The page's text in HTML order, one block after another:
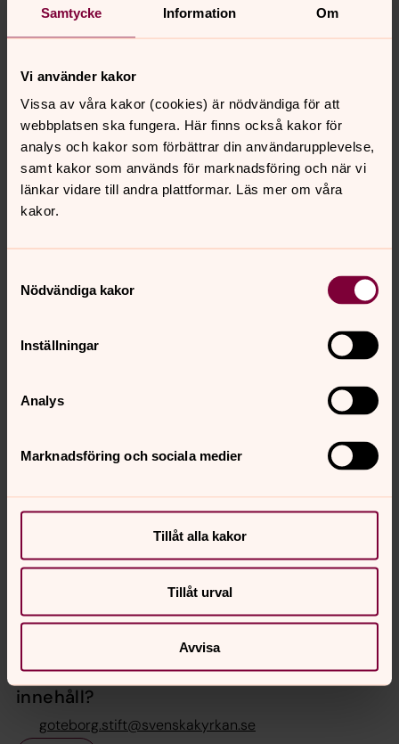
Samtycke Information Om
Vi använder kakor
Vissa av våra kakor (cookies) är nödvändiga för att
webbplatsen ska fungera. Här finns också kakor för
analys och kakor som förbättrar din användarupplevelse,
samt kakor som används för marknadsföring och när vi
länkar vidare till andra plattformar. Läs mer om våra
kakor.
Nödvändiga kakor
Inställningar
Analys
Marknadsföring och sociala medier
Tillåt alla kakor
Tillåt urval
Avvisa
Vill du veta mer? Kontakta mig
Stiftsadjunkt för jourhavande präst, Kontaktperson
för sverigefinsk verksamhet,
anders.anderberg@svenskakyrkan.se
Synpunkter eller frågor på sidans
innehåll?
goteborg.stift@svenskakyrkan.se